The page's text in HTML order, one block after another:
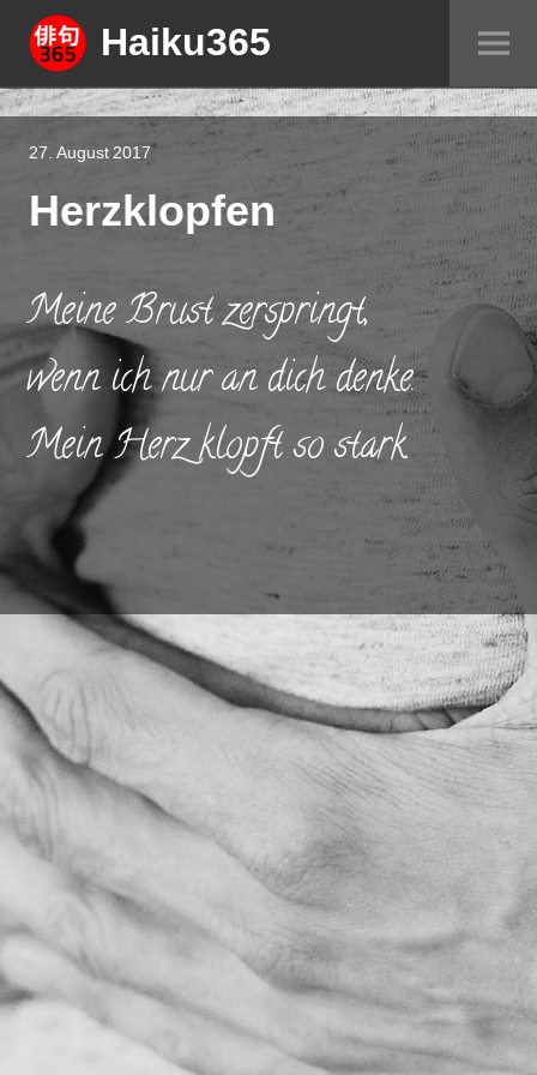
Springe
zum
Inhalt
Haiku365
27. August 2017
Herzklopfen
Meine Brust zerspringt,
wenn ich nur an dich denke.
Mein Herz klopft so stark.